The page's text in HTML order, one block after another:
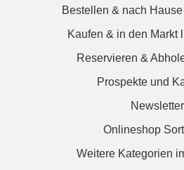
Bestellen & nach
Kaufen & in den Markt
Reservieren &
Prospekte und
Newsletter
Onlineshop
Weitere Kategorien